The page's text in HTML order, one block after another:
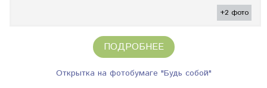
+2 фото
ПОДРОБНЕЕ
Открытка на фотобумаге "Будь собой"